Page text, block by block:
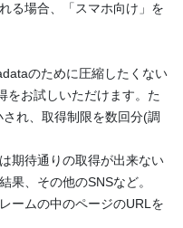
る場合、「スマホ向け」を
のために圧縮したくない
をお試しいただけます。た
れ、取得制限を数回分(調
期待通りの取得が出来ない
果、その他のSNSなど。
ームの中のページのURLを